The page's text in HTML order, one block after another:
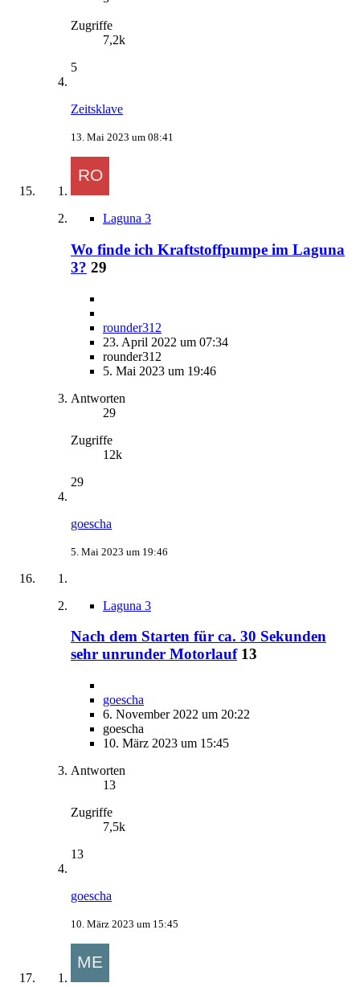
Zugriffe
7,2k
5
Zeitsklave
13. Mai 2023 um 08:41
Laguna 3
Wo finde ich Kraftstoffpumpe im Laguna
3? 29
rounder312
23. April 2022 um 07:34
rounder312
5. Mai 2023 um 19:46
Antworten
29
Zugriffe
12k
29
goescha
5. Mai 2023 um 19:46
Laguna 3
Nach dem Starten für ca. 30 Sekunden
sehr unrunder Motorlauf 13
goescha
6. November 2022 um 20:22
goescha
10. März 2023 um 15:45
Antworten
13
Zugriffe
7,5k
13
goescha
10. März 2023 um 15:45